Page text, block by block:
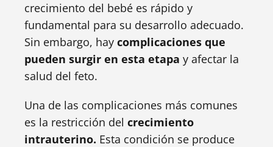
crecimiento del bebé es rápido y
fundamental para su desarrollo adecuado.
Sin embargo, hay complicaciones que
pueden surgir en esta etapa y afectar la
salud del feto.
Una de las complicaciones más comunes
es la restricción del crecimiento
intrauterino. Esta condición se produce